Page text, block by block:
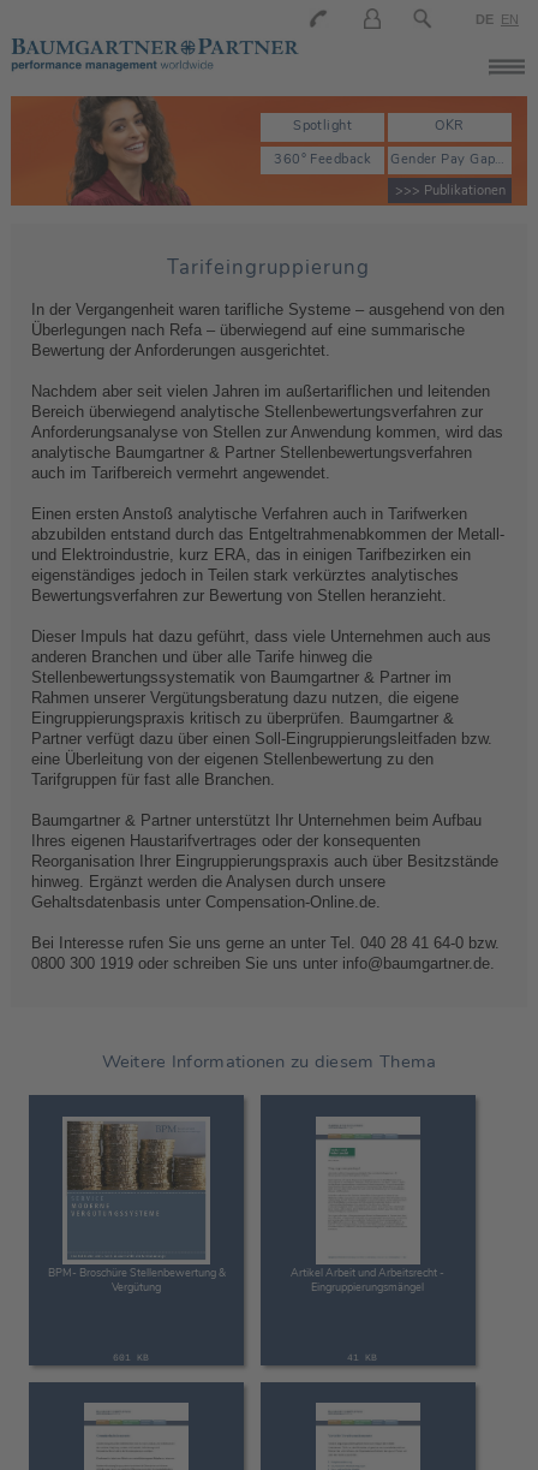
DE EN
>>> Publikationen
OKR
Spotlight
Gender Pay Gap - Equal Pay
360° Feedback
Tarifeingruppierung
In der Vergangenheit waren tarifliche Systeme – ausgehend von den
Überlegungen nach Refa – überwiegend auf eine summarische
Bewertung der Anforderungen ausgerichtet.
Nachdem aber seit vielen Jahren im außertariflichen und leitenden
Bereich überwiegend analytische Stellenbewertungsverfahren zur
Anforderungsanalyse von Stellen zur Anwendung kommen, wird das
analytische Baumgartner & Partner Stellenbewertungsverfahren
auch im Tarifbereich vermehrt angewendet.
Einen ersten Anstoß analytische Verfahren auch in Tarifwerken
abzubilden entstand durch das Entgeltrahmenabkommen der Metall-
und Elektroindustrie, kurz ERA, das in einigen Tarifbezirken ein
eigenständiges jedoch in Teilen stark verkürztes analytisches
Bewertungsverfahren zur Bewertung von Stellen heranzieht.
Dieser Impuls hat dazu geführt, dass viele Unternehmen auch aus
anderen Branchen und über alle Tarife hinweg die
Stellenbewertungssystematik von Baumgartner & Partner im
Rahmen unserer Vergütungsberatung dazu nutzen, die eigene
Eingruppierungspraxis kritisch zu überprüfen. Baumgartner &
Partner verfügt dazu über einen Soll-Eingruppierungsleitfaden bzw.
eine Überleitung von der eigenen Stellenbewertung zu den
Tarifgruppen für fast alle Branchen.
Baumgartner & Partner unterstützt Ihr Unternehmen beim Aufbau
Ihres eigenen Haustarifvertrages oder der konsequenten
Reorganisation Ihrer Eingruppierungspraxis auch über Besitzstände
hinweg. Ergänzt werden die Analysen durch unsere
Gehaltsdatenbasis unter Compensation-Online.de.
Bei Interesse rufen Sie uns gerne an unter Tel. 040 28 41 64-0 bzw.
0800 300 1919 oder schreiben Sie uns unter info@baumgartner.de.
Weitere Informationen zu diesem Thema
BPM- Broschüre Stellenbewertung &
Vergütung
601 KB
Artikel Arbeit und Arbeitsrecht -
Eingruppierungsmängel
41 KB